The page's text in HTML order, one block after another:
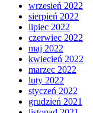
wrzesień 2022
sierpień 2022
lipiec 2022
czerwiec 2022
maj 2022
kwiecień 2022
marzec 2022
luty 2022
styczeń 2022
grudzień 2021